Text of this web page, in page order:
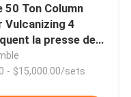
50 Ton Column
Vulcanizing 4
la presse de
- $15,000.00/sets